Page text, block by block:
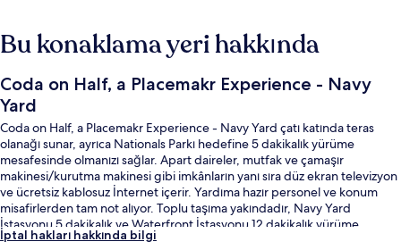
Bu konaklama yeri hakkında
Coda on Half, a Placemakr Experience - Navy
Yard
Coda on Half, a Placemakr Experience - Navy Yard çatı katında teras
olanağı sunar, ayrıca Nationals Parkı hedefine 5 dakikalık yürüme
mesafesinde olmanızı sağlar. Apart daireler, mutfak ve çamaşır
makinesi/kurutma makinesi gibi imkânların yanı sıra düz ekran televizyon
ve ücretsiz kablosuz İnternet içerir. Yardıma hazır personel ve konum
misafirlerden tam not alıyor. Toplu taşıma yakındadır, Navy Yard
İstasyonu 5 dakikalık ve Waterfront İstasyonu 12 dakikalık yürüme
mesafesinde bulunur.
İptal hakları hakkında bilgi